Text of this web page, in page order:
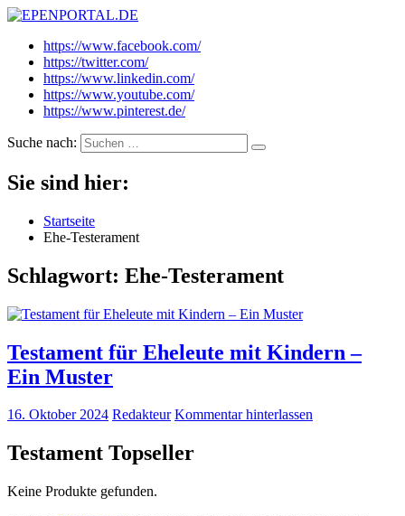
EPENPORTAL.DE
Epische News aus Politik, Finanzen & Gesellschaft
https://www.facebook.com/
https://twitter.com/
https://www.linkedin.com/
https://www.youtube.com/
https://www.pinterest.de/
Suche nach:
Sie sind hier:
Startseite
Ehe-Testerament
Schlagwort: Ehe-Testerament
Testament für Eheleute mit Kindern –
Ein Muster
16. Oktober 2024 Redakteur Kommentar hinterlassen
Testament Topseller
Keine Produkte gefunden.